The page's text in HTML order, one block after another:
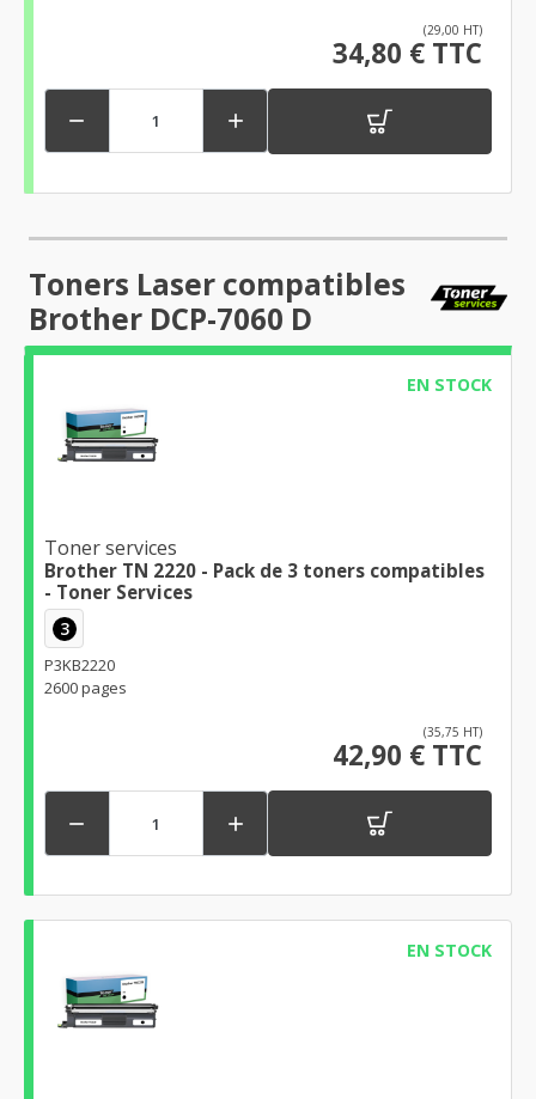
(29,00 HT)
34,80 € TTC
 
Toners Laser compatibles
Brother DCP-7060 D
EN STOCK
Toner services
Brother TN 2220 - Pack de 3 toners compatibles
- Toner Services
3
P3KB2220
2600 pages
(35,75 HT)
42,90 € TTC
 
EN STOCK